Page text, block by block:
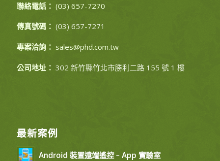
聯絡電話： (03) 657-7270
傳真號碼： (03) 657-7271
專案洽詢： sales@phd.com.tw
公司地址： 302 新竹縣竹北市勝利二路 155 號 1 樓
最新案例
Android 裝置遠端遙控 – App 實驗室